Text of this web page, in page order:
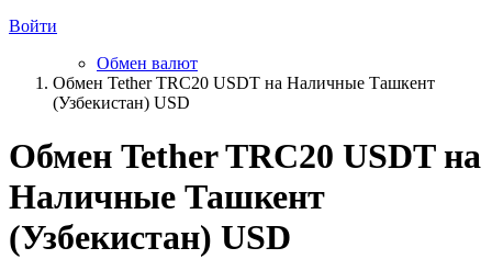
Войти
Обмен валют
Обмен Tether TRC20 USDT на Наличные Ташкент
(Узбекистан) USD
Обмен Tether TRC20 USDT на
Наличные Ташкент
(Узбекистан) USD